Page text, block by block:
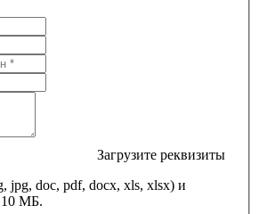
Загрузите реквизиты
jpg, doc, pdf, docx, xls, xlsx) и
10 МБ.